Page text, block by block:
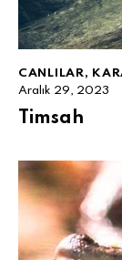
CANLILAR,
Aralık 29, 2023
Timsah